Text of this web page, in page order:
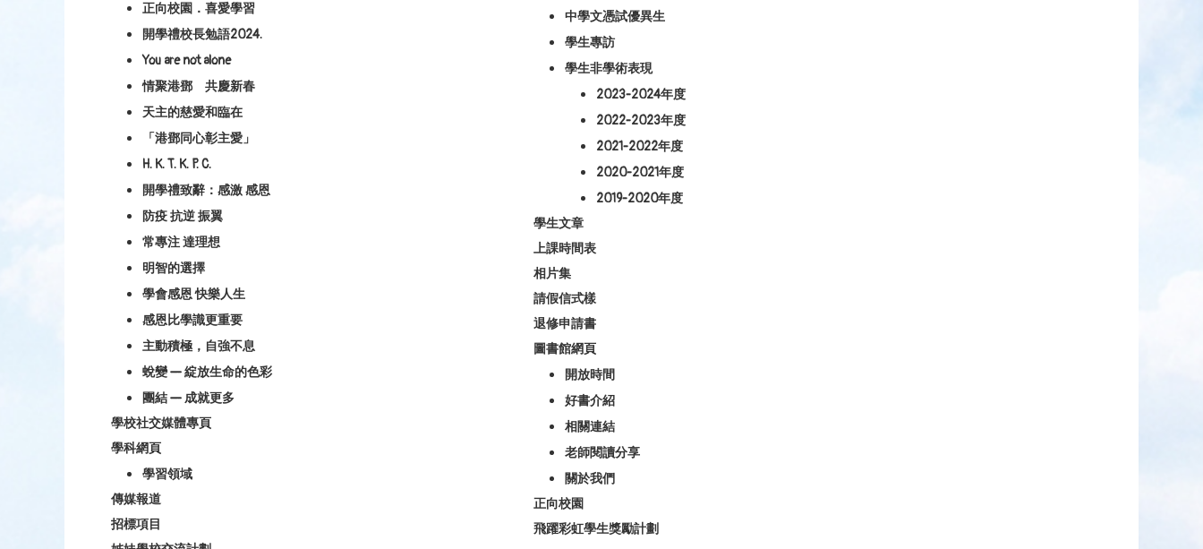
正向校園．喜愛學習
開學禮校長勉語2024.
You are not alone
情聚港鄧 共慶新春
天主的慈愛和臨在
「港鄧同心彰主愛」
H. K. T. K. P. C.
開學禮致辭：感激 感恩
防疫 抗逆 振翼
常專注 達理想
明智的選擇
學會感恩 快樂人生
感恩比學識更重要
主動積極，自強不息
蛻變 — 綻放生命的色彩
團結 — 成就更多
學校社交媒體專頁
學科網頁
學習領域
傳媒報道
招標項目
中學文憑試優異生
學生專訪
學生非學術表現
2023-2024年度
2022-2023年度
2021-2022年度
2020-2021年度
2019-2020年度
學生文章
上課時間表
相片集
請假信式樣
退修申請書
圖書館網頁
開放時間
好書介紹
相關連結
老師閱讀分享
關於我們
正向校園
飛躍彩虹學生獎勵計劃